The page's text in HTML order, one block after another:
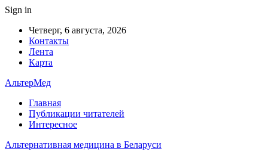
Sign in
Четверг, 6 августа, 2026
Контакты
Лента
Карта
АльтерМед
Главная
Публикации читателей
Интересное
Альтернативная медицина в Беларуси